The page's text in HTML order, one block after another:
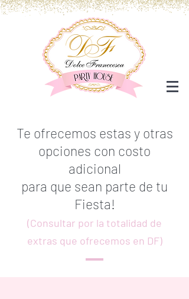
Te ofrecemos estas y otras
opciones con costo
adicional
para que sean parte de tu
Fiesta!
(Consultar por la totalidad de
extras que ofrecemos en DF)